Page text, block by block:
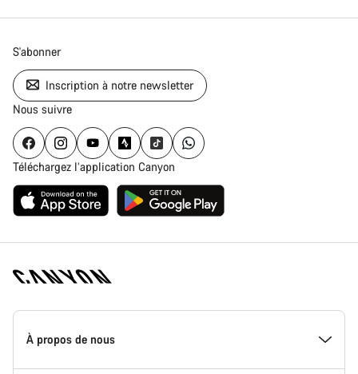
S'abonner
Inscription à notre newsletter
Nous suivre
Téléchargez l’application Canyon
Page
d'accueil
Canyon
-
À propos de nous